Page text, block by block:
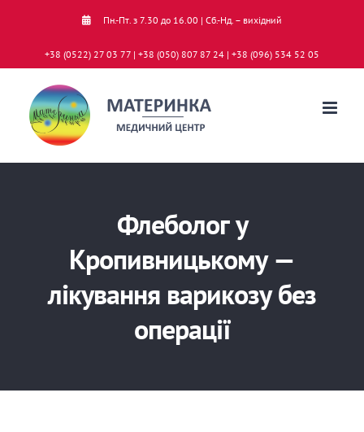
Пн.-Пт. з 7.30 до 16.00 | Сб.-Нд. – вихідний
+38 (0522) 27 03 77 | +38 (050) 807 87 24 | +38 (096) 534 52 05
Флеболог у
Кропивницькому —
лікування варикозу без
операції